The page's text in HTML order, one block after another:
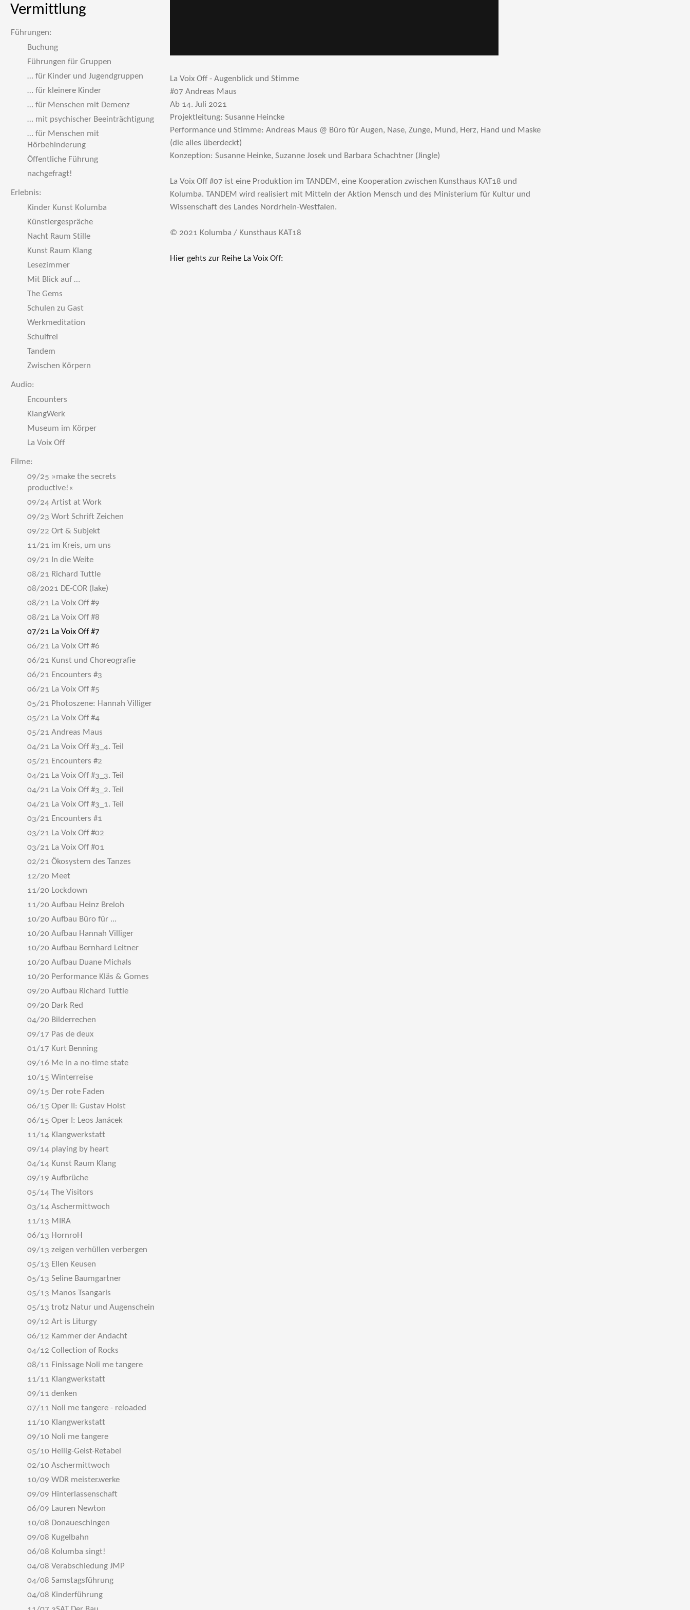
Vermittlung
Führungen:
Buchung
Führungen für Gruppen
… für Kinder und Jugendgruppen
… für kleinere Kinder
… für Menschen mit Demenz
… mit psychischer Beeinträchtigung
… für Menschen mit
Hörbehinderung
Öffentliche Führung
nachgefragt!
Erlebnis:
Kinder Kunst Kolumba
Künstlergespräche
Nacht Raum Stille
Kunst Raum Klang
Lesezimmer
Mit Blick auf …
The Gems
Schulen zu Gast
Werkmeditation
Schulfrei
Tandem
Zwischen Körpern
Audio:
Encounters
KlangWerk
Museum im Körper
La Voix Off
Filme:
09/25 »make the secrets
productive!«
09/24 Artist at Work
09/23 Wort Schrift Zeichen
09/22 Ort & Subjekt
11/21 im Kreis, um uns
09/21 In die Weite
08/21 Richard Tuttle
08/2021 DE-COR (lake)
08/21 La Voix Off #9
08/21 La Voix Off #8
07/21 La Voix Off #7
06/21 La Voix Off #6
06/21 Kunst und Choreografie
06/21 Encounters #3
06/21 La Voix Off #5
05/21 Photoszene: Hannah Villiger
05/21 La Voix Off #4
05/21 Andreas Maus
04/21 La Voix Off #3_4. Teil
05/21 Encounters #2
04/21 La Voix Off #3_3. Teil
04/21 La Voix Off #3_2. Teil
04/21 La Voix Off #3_1. Teil
03/21 Encounters #1
03/21 La Voix Off #02
03/21 La Voix Off #01
02/21 Ökosystem des Tanzes
12/20 Meet
11/20 Lockdown
11/20 Aufbau Heinz Breloh
10/20 Aufbau Büro für ...
10/20 Aufbau Hannah Villiger
10/20 Aufbau Bernhard Leitner
10/20 Aufbau Duane Michals
10/20 Performance Kläs & Gomes
09/20 Aufbau Richard Tuttle
09/20 Dark Red
04/20 Bilderrechen
09/17 Pas de deux
01/17 Kurt Benning
09/16 Me in a no-time state
10/15 Winterreise
09/15 Der rote Faden
06/15 Oper II: Gustav Holst
06/15 Oper I: Leos Janácek
11/14 Klangwerkstatt
09/14 playing by heart
04/14 Kunst Raum Klang
09/19 Aufbrüche
05/14 The Visitors
03/14 Aschermittwoch
11/13 MIRA
06/13 HornroH
09/13 zeigen verhüllen verbergen
05/13 Ellen Keusen
05/13 Seline Baumgartner
05/13 Manos Tsangaris
05/13 trotz Natur und Augenschein
09/12 Art is Liturgy
06/12 Kammer der Andacht
04/12 Collection of Rocks
08/11 Finissage Noli me tangere
11/11 Klangwerkstatt
09/11 denken
07/11 Noli me tangere - reloaded
11/10 Klangwerkstatt
09/10 Noli me tangere
05/10 Heilig-Geist-Retabel
02/10 Aschermittwoch
10/09 WDR meister.werke
09/09 Hinterlassenschaft
06/09 Lauren Newton
10/08 Donaueschingen
09/08 Kugelbahn
06/08 Kolumba singt!
04/08 Verabschiedung JMP
04/08 Samstagsführung
04/08 Kinderführung
La Voix Off - Augenblick und Stimme
#07 Andreas Maus
Ab 14. Juli 2021
Projektleitung: Susanne Heincke
Performance und Stimme: Andreas Maus @ Büro für Augen, Nase, Zunge, Mund, Herz, Hand und Maske
(die alles überdeckt)
Konzeption: Susanne Heinke, Suzanne Josek und Barbara Schachtner (Jingle)
La Voix Off #07 ist eine Produktion im TANDEM, eine Kooperation zwischen Kunsthaus KAT18 und
Kolumba. TANDEM wird realisiert mit Mitteln der Aktion Mensch und des Ministerium für Kultur und
Wissenschaft des Landes Nordrhein-Westfalen.
© 2021 Kolumba / Kunsthaus KAT18
Hier gehts zur Reihe La Voix Off: